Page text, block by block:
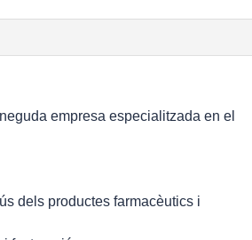
empresa especialitzada en el
dels productes farmacèutics i